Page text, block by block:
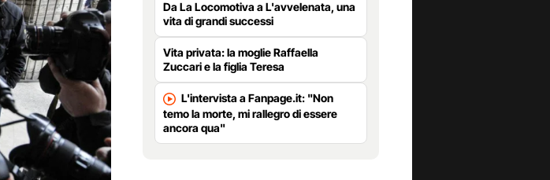
Da La Locomotiva a L'avvelenata, una
vita di grandi successi
Vita privata: la moglie Raffaella
Zuccari e la figlia Teresa
L'intervista a Fanpage.it: "Non
temo la morte, mi rallegro di essere
ancora qua"